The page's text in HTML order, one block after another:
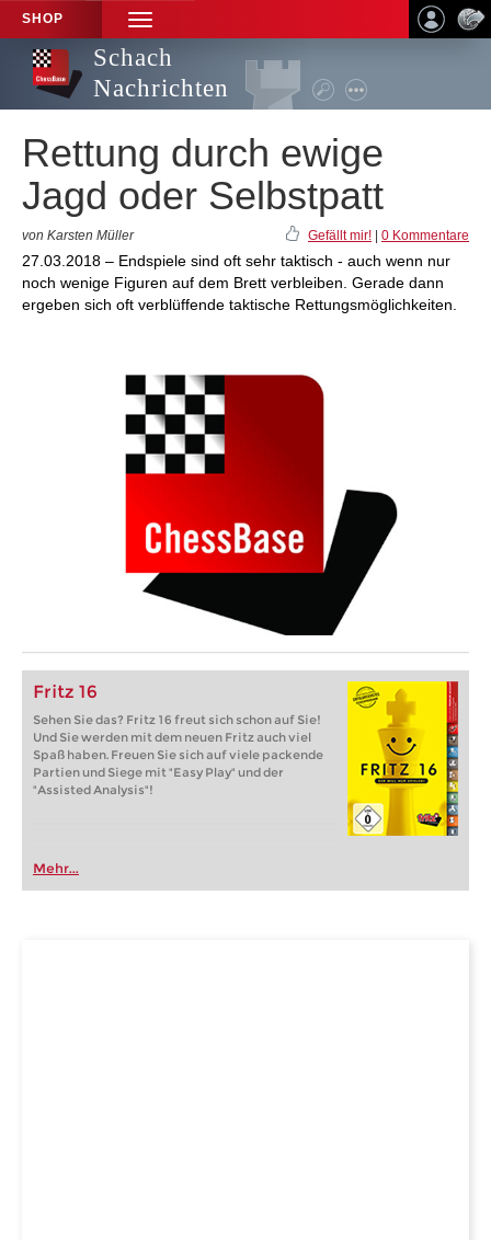
SHOP
TOGGLE
NAVIGATION
Schach
Nachrichten
Rettung durch ewige
Jagd oder Selbstpatt
von Karsten Müller Gefällt mir! 0 Kommentare
27.03.2018 – Endspiele sind oft sehr taktisch - auch wenn nur
noch wenige Figuren auf dem Brett verbleiben. Gerade dann
ergeben sich oft verblüffende taktische Rettungsmöglichkeiten.
Fritz 16
Sehen Sie das? Fritz 16 freut sich schon auf Sie!
Und Sie werden mit dem neuen Fritz auch viel
Spaß haben. Freuen Sie sich auf viele packende
Partien und Siege mit "Easy Play" und der
"Assisted Analysis"!
Mehr...